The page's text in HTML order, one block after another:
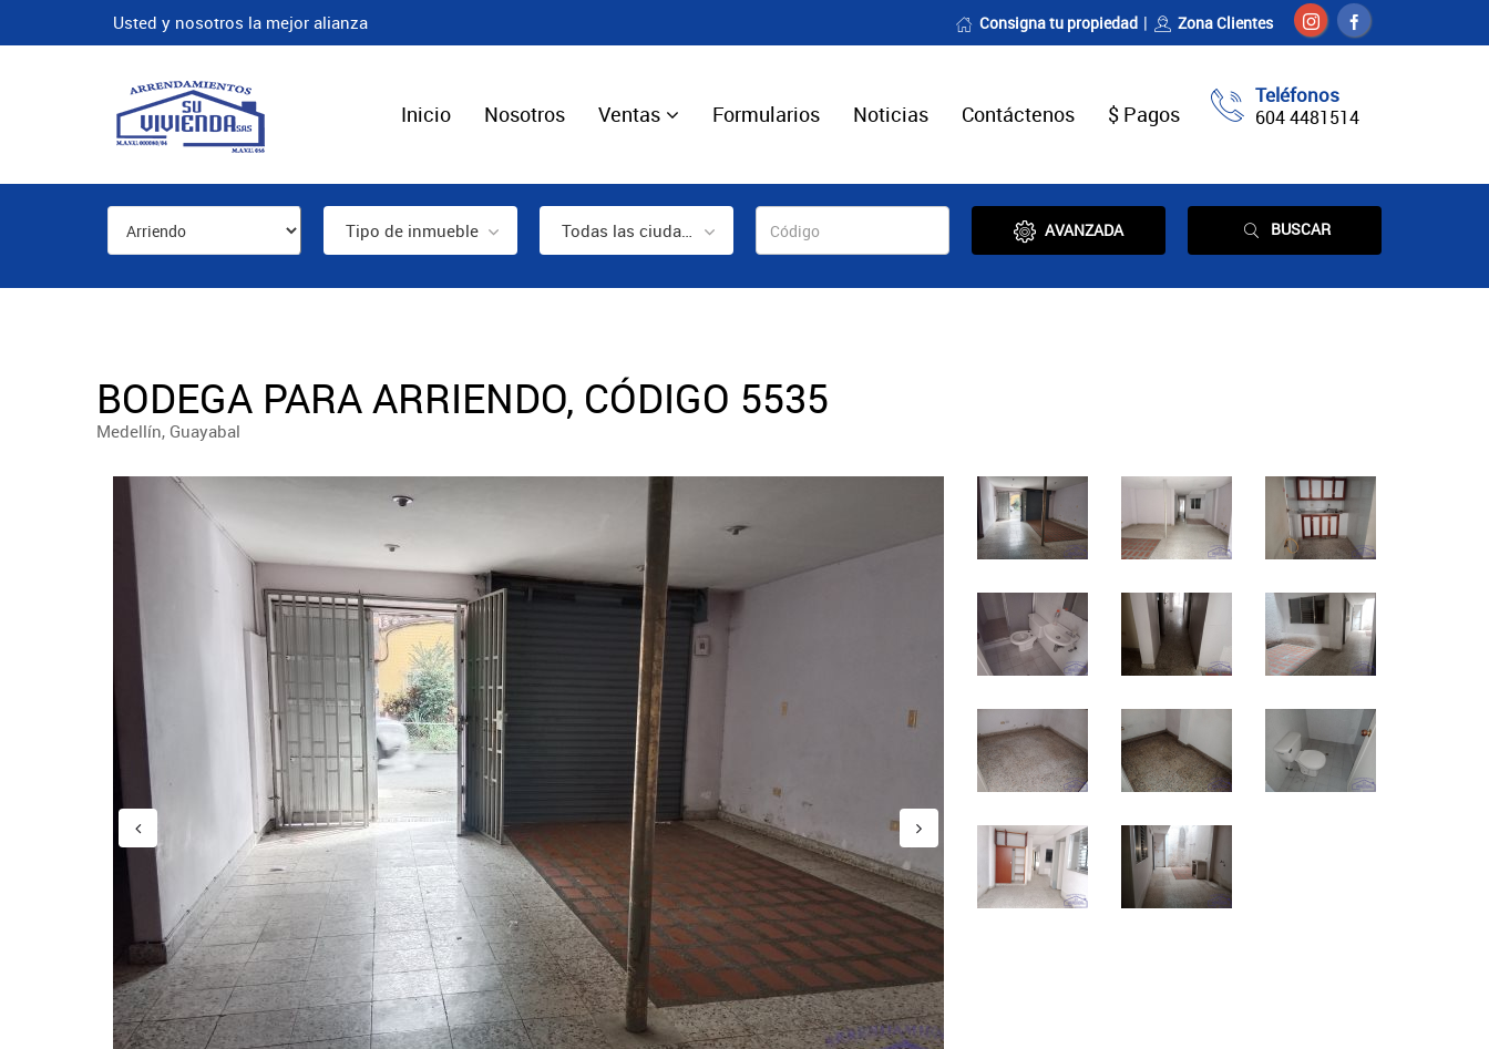
Usted y nosotros la mejor alianza Consigna tu propiedad Zona Clientes
Teléfonos
604 4481514
Inicio Nosotros Ventas Formularios Noticias Contáctenos $ Pagos
Tipo de inmueble Todas las ciudades AVANZADA BUSCAR
BODEGA PARA ARRIENDO, CÓDIGO 5535
Medellín, Guayabal